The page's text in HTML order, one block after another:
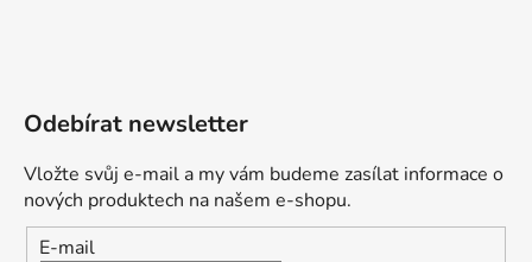
Odebírat newsletter
Vložte svůj e-mail a my vám budeme zasílat informace o
nových produktech na našem e-shopu.
E-mail